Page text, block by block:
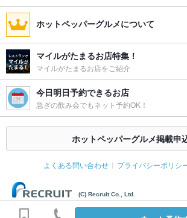
ホットペッパーグルメについて
マイルがたまるお店特集！
マイルがたまるお店をご紹介
今日明日予約できるお店
急ぎの飲み会でもネット予約OK！
ホットペッパーグルメ掲載申
よくある問い合わせ プライバシーポリシ
(C) Recruit Co., Ltd.